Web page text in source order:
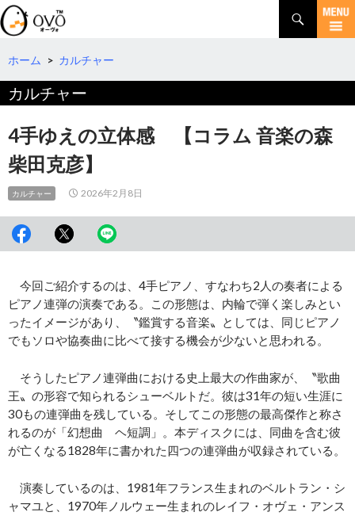
検
索
コ
テ
ツ
へ
動
ホーム > カルチャー
カルチャー
4手ゆえの立体感 【コラム 音楽の森
柴田克彦】
カルチャー 2026年2月8日
今回ご紹介するのは、4手ピアノ、すなわち2人の奏者による
ピアノ連弾の演奏である。この形態は、内輪で弾く楽しみとい
ったイメージがあり、〝鑑賞する音楽〟としては、同じピアノ
でもソロや協奏曲に比べて接する機会が少ないと思われる。
そうしたピアノ連弾曲における史上最大の作曲家が、〝歌曲
王〟の形容で知られるシューベルトだ。彼は31年の短い生涯に
30もの連弾曲を残している。そしてこの形態の最高傑作と称さ
れるのが「幻想曲 ヘ短調」。本ディスクには、同曲を含む彼
が亡くなる1828年に書かれた四つの連弾曲が収録されている。
演奏しているのは、1981年フランス生まれのベルトラン・シ
ャマユと、1970年ノルウェー生まれのレイフ・オヴェ・アンス